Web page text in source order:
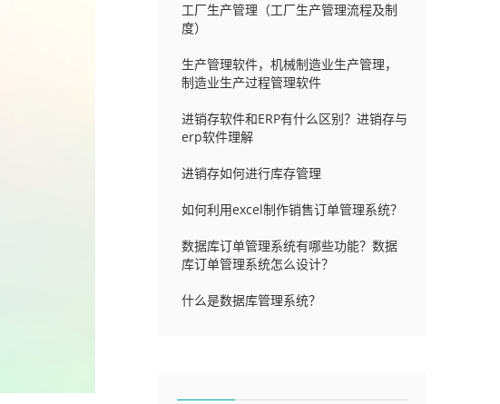
工厂生产管理（工厂生产管理流程及制
度）
生产管理软件，机械制造业生产管理，
制造业生产过程管理软件
进销存软件和ERP有什么区别？进销存与
erp软件理解
进销存如何进行库存管理
如何利用excel制作销售订单管理系统？
数据库订单管理系统有哪些功能？数据
库订单管理系统怎么设计？
什么是数据库管理系统？